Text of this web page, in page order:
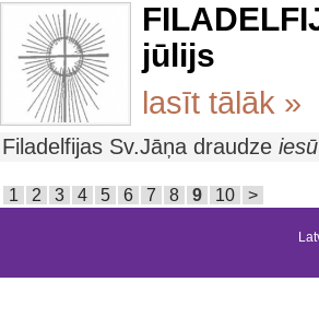
jūlijs
lasīt tālāk »
Filadelfijas Sv.Jāņa draudze
1 2 3 4 5 6 7 8 9 10 >